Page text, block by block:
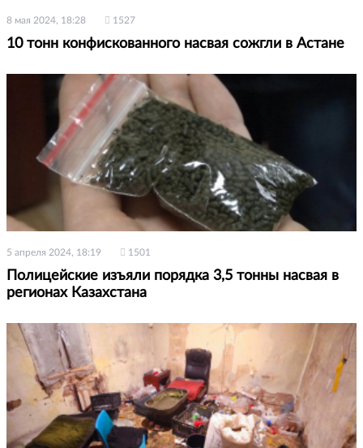
8 мая 2024, 18:28 1527
10 тонн конфискованного насвая сожгли в Астане
5 апреля 2024, 18:19 1501
Полицейские изъяли порядка 3,5 тонны насвая в
регионах Казахстана